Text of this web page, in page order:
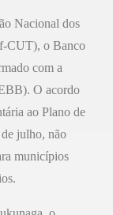
Nacional dos
CUT), o Banco
com a
O acordo
ao Plano de
julho, não
municípios